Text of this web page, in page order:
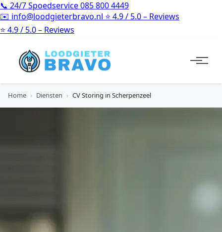
📞 24/7 Spoedservice085 800 4449
✉️ info@loodgieterbravo.nl ⭐ 4.9 / 5.0 – Reviews
⭐ 4.9 / 5.0 – Reviews
Home › Diensten › CV Storing in Scherpenzeel